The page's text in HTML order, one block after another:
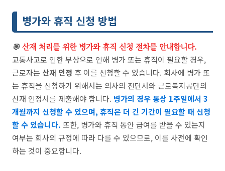
병가와 휴직 신청 방법
🎯산재 처리를 위한 병가와 휴직 신청 절차를 안내합니다.
교통사고로 인한 부상으로 인해 병가 또는 휴직이 필요할 경우,
근로자는 산재 인정 후 이를 신청할 수 있습니다. 회사에 병가 또
는 휴직을 신청하기 위해서는 의사의 진단서와 근로복지공단의
산재 인정서를 제출해야 합니다. 병가의 경우 통상 1주일에서 3
개월까지 신청할 수 있으며, 휴직은 더 긴 기간이 필요할 때 신청
할 수 있습니다. 또한, 병가와 휴직 동안 급여를 받을 수 있는지
여부는 회사의 규정에 따라 다를 수 있으므로, 이를 사전에 확인
하는 것이 중요합니다.